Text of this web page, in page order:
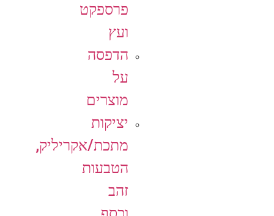
פרספקט
ועץ
הדפסה
על
מוצרים
יציקות
מתכת/אקריליק,
הטבעות
זהב